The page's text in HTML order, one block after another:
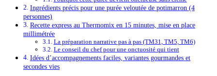
Ingrédients précis pour une purée veloutée de potimarron (4
personnes)
Recette express au Thermomix en 15 minutes, mise en place
millimétrée
La préparation narrative pas à pas (TM31, TM5, TM6)
Le conseil du chef pour une onctuosité qui tient
Idées d’accompagnements faciles, variantes gourmandes et
secondes vies